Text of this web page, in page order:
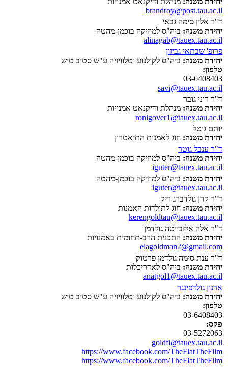
brandroy@post.tau.ac.il
ד"ר אלין סימה גבאי
יחידת משנה: ביה"ס למוזיקה בוכמן-מהטה
alinagab@tauex.tau.ac.il
פרופ' שבתאי גביזון
יחידת משנה: ביה"ס לקולנוע וטלוויזיה ע"ש סטיב טיש
טלפון:
03-6408403
savi@tauex.tau.ac.il
ד"ר רוני גובר
יחידת משנה: מנהלת ודיקנאט אמנויות
ronigover1@tauex.tau.ac.il
יותם גוטל
יחידת משנה: חוג לאמנות התיאטרון
ד"ר ענבל גוטר
יחידת משנה: ביה"ס למוזיקה בוכמן-מהטה
iguter@tauex.tau.ac.il
יחידת משנה: ביה"ס למוזיקה בוכמן-מהטה
iguter@tauex.tau.ac.il
ד"ר קרן גולדברג ריק
יחידת משנה: חוג לתולדות האמנות
kerengoldtau@tauex.tau.ac.il
ד"ר אלה אלזבייטה גולדמן
יחידת משנה: התכנית הרב-תחומית באמנויות
elagoldman2@gmail.com
ד"ר ענת סימה גולדמן פרטוק
יחידת משנה: ביה"ס לאדריכלות
anatgol1@tauex.tau.ac.il
ארנון גולדפינגר
יחידת משנה: ביה"ס לקולנוע וטלוויזיה ע"ש סטיב טיש
טלפון:
03-6408403
פקס:
03-5272063
goldfi@tauex.tau.ac.il
https://www.facebook.com/TheFlatTheFilm
https://www.facebook.com/TheFlatTheFilm